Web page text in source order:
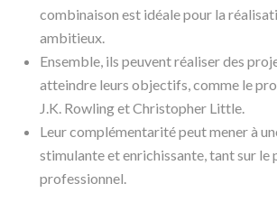
combinaison est idéale pour la
ambitieux.
Ensemble, ils peuvent réaliser des
atteindre leurs objectifs, comme le
J.K. Rowling et Christopher Little.
Leur complémentarité peut mener à
stimulante et enrichissante, tant sur le
professionnel.